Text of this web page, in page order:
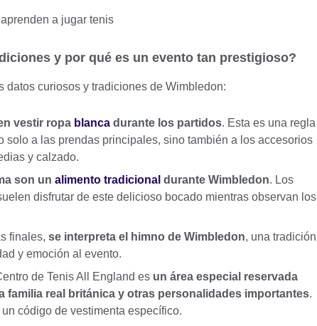
y por qué es un evento tan prestigioso?
datos curiosos y tradiciones de Wimbledon:
vestir ropa blanca durante los partidos. Esta es una regla
solo a las prendas principales, sino también a los accesorios
y calzado.
son un alimento tradicional durante Wimbledon. Los
disfrutar de este delicioso bocado mientras observan los
finales, se interpreta el himno de Wimbledon, una tradición
y emoción al evento.
de Tenis All England es un área especial reservada
familia real británica y otras personalidades importantes.
código de vestimenta específico.